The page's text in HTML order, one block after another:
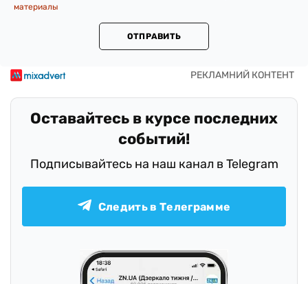
материалы
ОТПРАВИТЬ
Оставайтесь в курсе последних
событий!
Подписывайтесь на наш канал в Telegram
Следить в Телеграмме